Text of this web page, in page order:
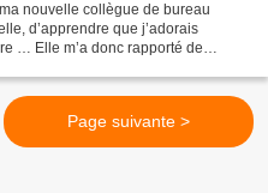
nouvelle collègue de bureau
d’apprendre que j’adorais
… Elle m’a donc rapporté de
Page suivante >